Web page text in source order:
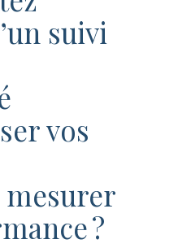
suivi
vos
mesurer
?